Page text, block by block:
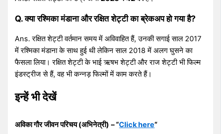
Q. क्या रश्मिका मंडाना और रक्षित शेट्टी का ब्रेकअप हो गया है?
Ans. रक्षित शेट्टी वर्तमान समय में अविवाहित हैं, उनकी सगाई साल 2017
में रश्मिका मंडाना के साथ हुई थी लेकिन साल 2018 में अलग घुसने का
फैसला लिया। रक्षित शेट्टी के भाई ऋषभ शेट्टी और राज शेट्टी भी फिल्म
इंडस्ट्रीज से हैं, वह भी कन्नड़ फिल्मों में काम करते हैं।
इन्हें भी देखें
अविका गौर जीवन परिचय (अभिनेत्री) – “Click here“